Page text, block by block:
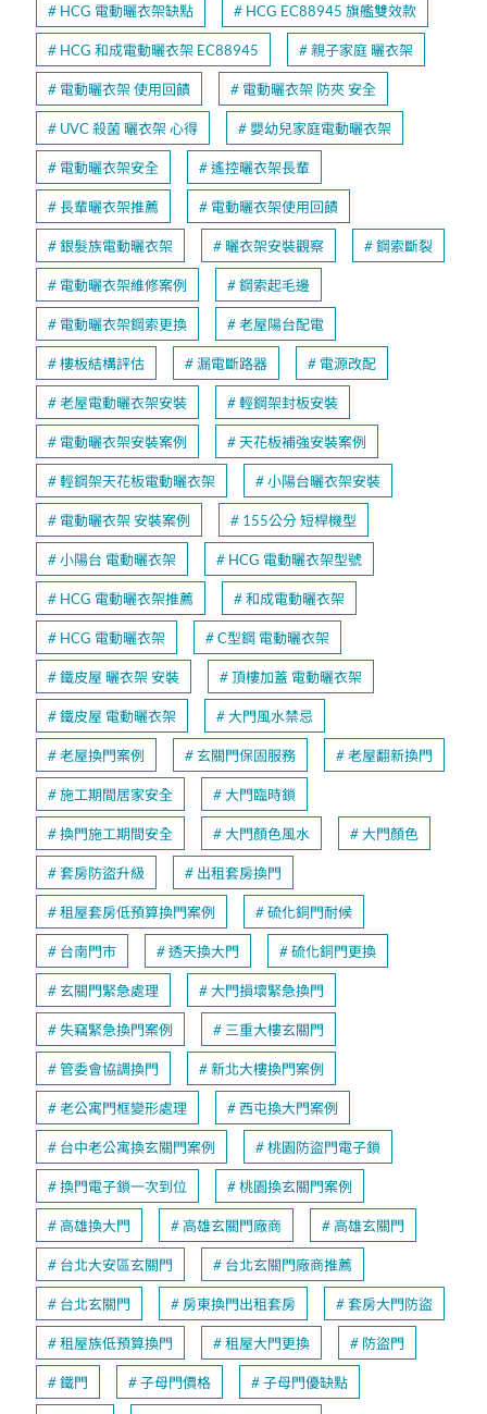
HCG 電動曬衣架缺點 HCG EC88945 旗艦雙效款
HCG 和成電動曬衣架 EC88945 親子家庭 曬衣架
電動曬衣架 使用回饋 電動曬衣架 防夾 安全
UVC 殺菌 曬衣架 心得 嬰幼兒家庭電動曬衣架
電動曬衣架安全 遙控曬衣架長輩
長輩曬衣架推薦 電動曬衣架使用回饋
銀髮族電動曬衣架 曬衣架安裝觀察 鋼索斷裂
電動曬衣架維修案例 鋼索起毛邊
電動曬衣架鋼索更換 老屋陽台配電
樓板結構評估 漏電斷路器 電源改配
老屋電動曬衣架安裝 輕鋼架封板安裝
電動曬衣架安裝案例 天花板補強安裝案例
輕鋼架天花板電動曬衣架 小陽台曬衣架安裝
電動曬衣架 安裝案例 155公分 短桿機型
小陽台 電動曬衣架 HCG 電動曬衣架型號
HCG 電動曬衣架推薦 和成電動曬衣架
HCG 電動曬衣架 C型鋼 電動曬衣架
鐵皮屋 曬衣架 安裝 頂樓加蓋 電動曬衣架
鐵皮屋 電動曬衣架 大門風水禁忌
老屋換門案例 玄關門保固服務 老屋翻新換門
施工期間居家安全 大門臨時鎖
換門施工期間安全 大門顏色風水 大門顏色
套房防盜升級 出租套房換門
租屋套房低預算換門案例 硫化銅門耐候
台南門市 透天換大門 硫化銅門更換
玄關門緊急處理 大門損壞緊急換門
失竊緊急換門案例 三重大樓玄關門
管委會協調換門 新北大樓換門案例
老公寓門框變形處理 西屯換大門案例
台中老公寓換玄關門案例 桃園防盜門電子鎖
換門電子鎖一次到位 桃園換玄關門案例
高雄換大門 高雄玄關門廠商 高雄玄關門
台北大安區玄關門 台北玄關門廠商推薦
台北玄關門 房東換門出租套房 套房大門防盜
租屋族低預算換門 租屋大門更換 防盜門
鐵門 子母門價格 子母門優缺點